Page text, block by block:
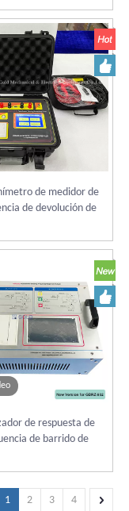
vueltas
de medidor de
de devolución de
(con batería de
de respuesta de
de barrido de
de deformación de
del transformador
IEC60076-18
1 2 3 4